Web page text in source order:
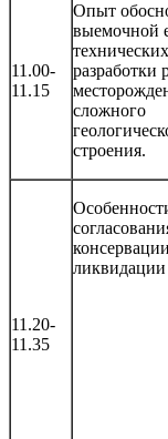
11.00-
11.15
Опыт
выемочной
разработки
сложного
строения.
11.20-
11.35
ликвидации